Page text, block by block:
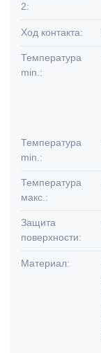
2:
Ход контакта:
Температура
min.:
Температура
min.:
Температура
макс.:
Защита
поверхности:
Материал: